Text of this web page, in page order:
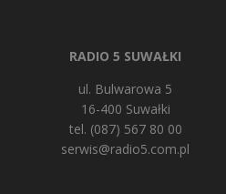
RADIO 5 SUWAŁKI
ul. Bulwarowa 5
16-400 Suwałki
tel. (087) 567 80 00
serwis@radio5.com.pl